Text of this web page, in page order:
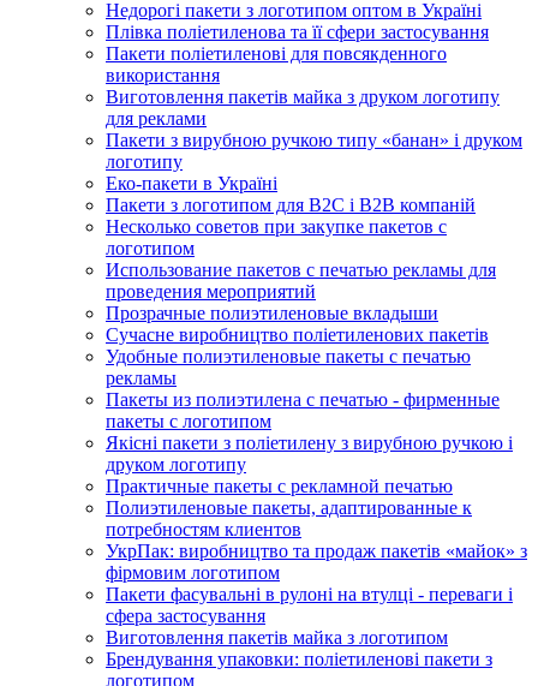
Недорогі пакети з логотипом оптом в Україні
Плівка поліетиленова та її сфери застосування
Пакети поліетиленові для повсякденного
використання
Виготовлення пакетів майка з друком логотипу
для реклами
Пакети з вирубною ручкою типу «банан» і друком
логотипу
Еко-пакети в Україні
Пакети з логотипом для B2C і B2B компаній
Несколько советов при закупке пакетов с
логотипом
Использование пакетов с печатью рекламы для
проведения мероприятий
Прозрачные полиэтиленовые вкладыши
Сучасне виробництво поліетиленових пакетів
Удобные полиэтиленовые пакеты с печатью
рекламы
Пакеты из полиэтилена с печатью - фирменные
пакеты с логотипом
Якісні пакети з поліетилену з вирубною ручкою і
друком логотипу
Практичные пакеты с рекламной печатью
Полиэтиленовые пакеты, адаптированные к
потребностям клиентов
УкрПак: виробництво та продаж пакетів «майок» з
фірмовим логотипом
Пакети фасувальні в рулоні на втулці - переваги і
сфера застосування
Виготовлення пакетів майка з логотипом
Брендування упаковки: поліетиленові пакети з
логотипом